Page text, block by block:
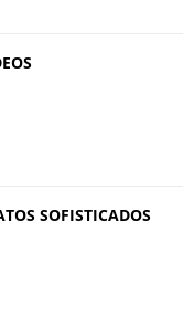
SOFISTICADOS